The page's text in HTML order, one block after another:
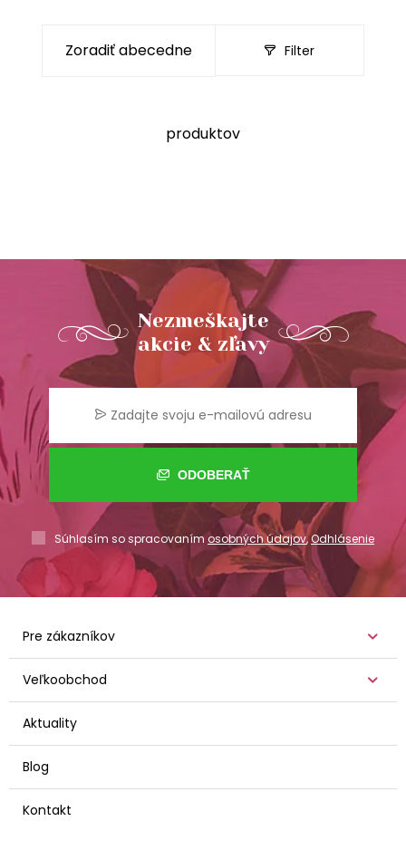
Filter
produktov
Nezmeškajte
akcie & zľavy
ODOBERAŤ
Súhlasím so spracovaním osobných údajov,Odhlásenie
Pre zákazníkov
Veľkoobchod
Aktuality
Blog
Kontakt